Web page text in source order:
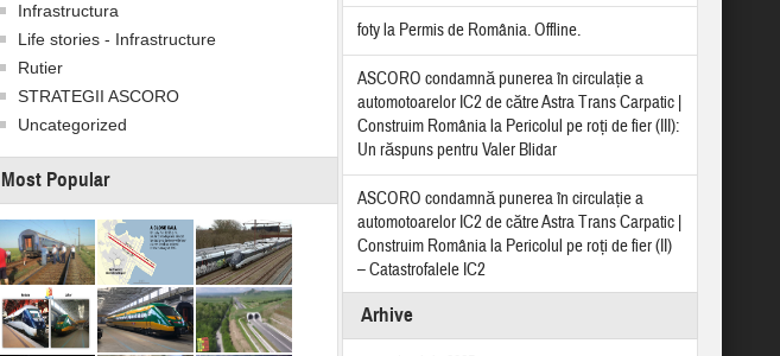
Infrastructura
Life stories - Infrastructure
Rutier
STRATEGII ASCORO
Uncategorized
Most Popular
fotyla Permis de România. Offline.
ASCORO condamnă punerea în circulație a
automotoarelor IC2 de către Astra Trans Carpatic |
Construim Româniala Pericolul pe roți de fier (III):
Un răspuns pentru Valer Blidar
ASCORO condamnă punerea în circulație a
automotoarelor IC2 de către Astra Trans Carpatic |
Construim Româniala Pericolul pe roți de fier (II)
– Catastrofalele IC2
Arhive